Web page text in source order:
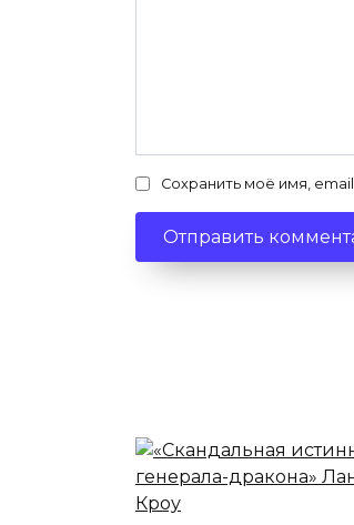
Сохранить моё имя,